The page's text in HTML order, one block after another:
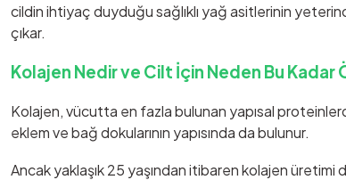
cildin ihtiyaç duyduğu sağlıklı yağ asitlerinin
çıkar.
Kolajen Nedir ve Cilt İçin Neden Bu Kadar
Kolajen, vücutta en fazla bulunan yapısal
eklem ve bağ dokularının yapısında da bulunur.
Ancak yaklaşık 25 yaşından itibaren kolajen